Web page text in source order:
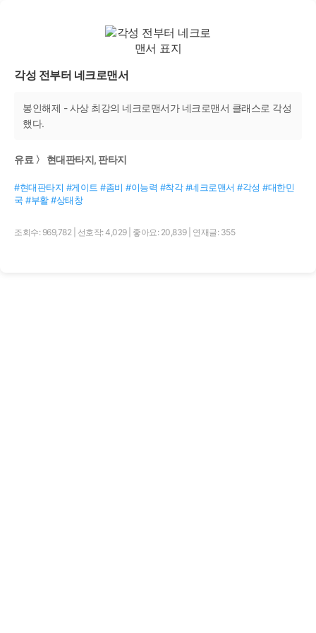
각성 전부터 네크로맨서
봉인해제 - 사상 최강의 네크로맨서가 네크로맨서 클래스로 각성
했다.
유료 〉 현대판타지, 판타지
#현대판타지 #게이트 #좀비 #이능력 #착각 #네크로맨서 #각성 #대한민
국 #부활 #상태창
조회수: 969,782 선호작: 4,029 좋아요: 20,839 연재글: 355